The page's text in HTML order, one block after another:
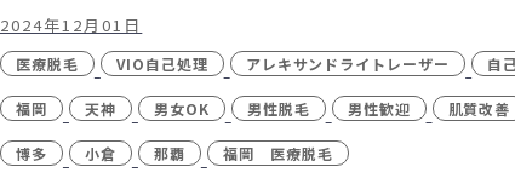
2024年12月01日
医療脱毛 VIO自己処理 アレキサンドライトレーザー 自
福岡 天神 男女OK 男性脱毛 男性歓迎 肌質改善
博多 小倉 那覇 福岡 医療脱毛